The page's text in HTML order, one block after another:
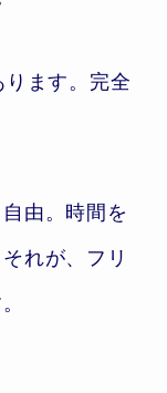
ます。完全
由。時間を
れが、フリ